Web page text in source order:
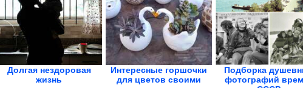
Долгая нездоровая
жизнь
Интересные горшочки
для цветов своими
Подборка
фотографий